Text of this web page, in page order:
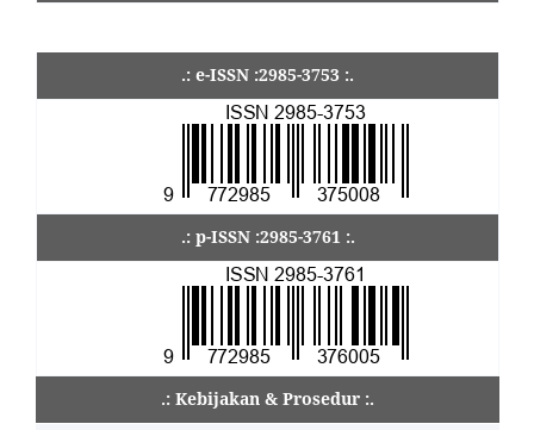
.: e-ISSN :2985-3753 :.
.: p-ISSN :2985-3761 :.
.: Kebijakan & Prosedur :.